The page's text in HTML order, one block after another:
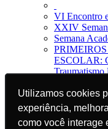
Utilizamos cookies
experiência,
como você interage
Utilizamos cookies
experiência,
como você interage
VI Encontro
XXIV
Semana
ESCOLAR:
Traumatismo
Jornal da
Notícias
Imprensa
Blog EAD